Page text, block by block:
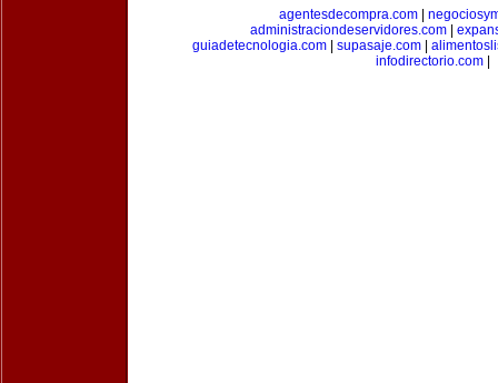
agentesdecompra.com|
administraciondeservidores.com
guiadetecnologia.com
supasaje.com
infodirectorio.com|